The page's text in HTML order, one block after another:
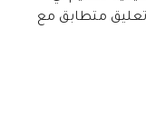
متطابق مع